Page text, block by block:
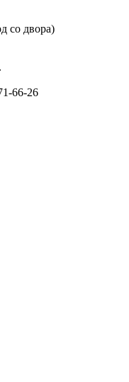
со двора)
66-26